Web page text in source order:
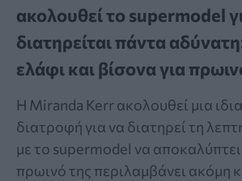
ακολουθεί το supermodel
διατηρείται πάντα
ελάφι και βίσονα για
Η Miranda Kerr ακολουθεί μια
διατροφή για να διατηρεί τη
με το supermodel να
πρωινό της περιλαμβάνει ακόμη